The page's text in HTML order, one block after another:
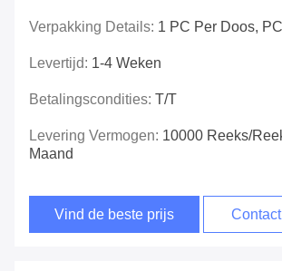
Verpakking Details: 1 PC Per Doos,
Levertijd: 1-4 Weken
Betalingscondities: T/T
Levering Vermogen: 10000 Reeks/
Maand
Vind de beste prijs